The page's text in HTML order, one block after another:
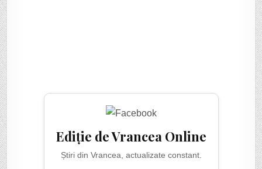
Ediție de Vrancea Online
Știri din Vrancea, actualizate constant.